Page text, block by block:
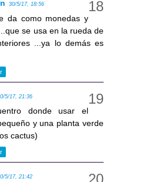
30/5/17, 18:56
da como monedas y
se usa en la rueda de
...ya lo demás es
5/17, 21:36
donde usar el
y una planta verde
cactus)
5/17, 21:42